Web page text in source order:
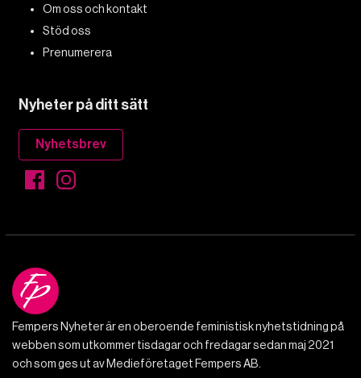
Om oss och kontakt
Stöd oss
Prenumerera
Nyheter på ditt sätt
Nyhetsbrev
Fempers Nyheter är en oberoende feministisk nyhetstidning på
webben som utkommer tisdagar och fredagar sedan maj 2021
och som ges ut av Medieföretaget Fempers AB.